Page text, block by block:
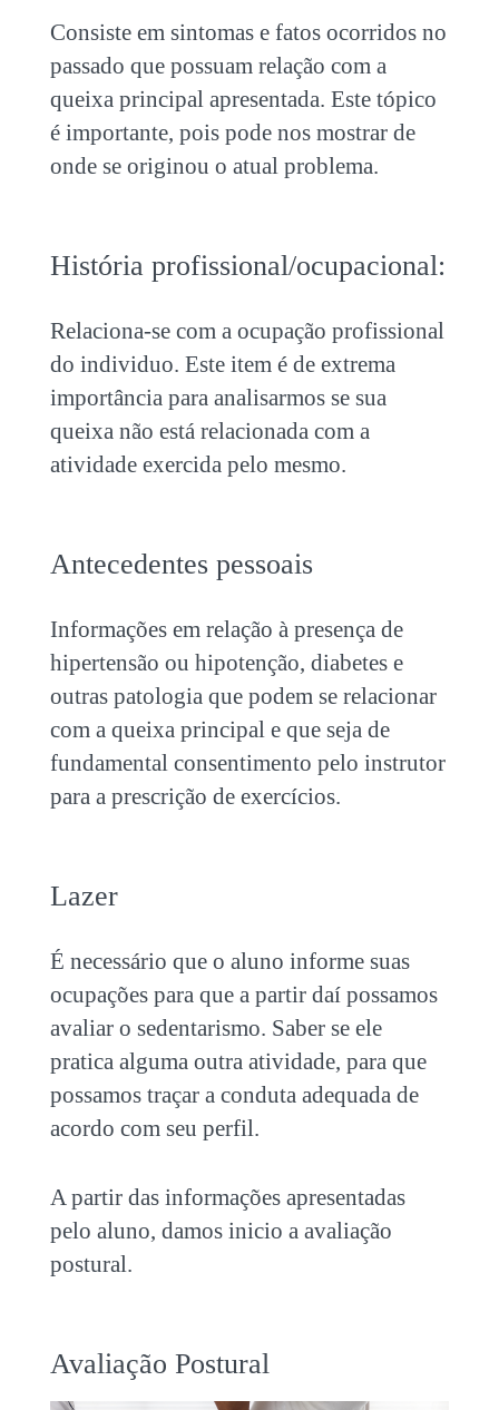
Consiste em sintomas e fatos ocorridos no
passado que possuam relação com a
queixa principal apresentada. Este tópico
é importante, pois pode nos mostrar de
onde se originou o atual problema.
História profissional/ocupacional:
Relaciona-se com a ocupação profissional
do individuo. Este item é de extrema
importância para analisarmos se sua
queixa não está relacionada com a
atividade exercida pelo mesmo.
Antecedentes pessoais
Informações em relação à presença de
hipertensão ou hipotenção, diabetes e
outras patologia que podem se relacionar
com a queixa principal e que seja de
fundamental consentimento pelo instrutor
para a prescrição de exercícios.
Lazer
É necessário que o aluno informe suas
ocupações para que a partir daí possamos
avaliar o sedentarismo. Saber se ele
pratica alguma outra atividade, para que
possamos traçar a conduta adequada de
acordo com seu perfil.
A partir das informações apresentadas
pelo aluno, damos inicio a avaliação
postural.
Avaliação Postural